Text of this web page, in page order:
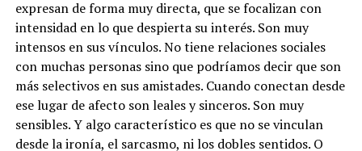
expresan de forma muy directa, que se focalizan con
intensidad en lo que despierta su interés. Son muy
intensos en sus vínculos. No tiene relaciones sociales
con muchas personas sino que podríamos decir que son
más selectivos en sus amistades. Cuando conectan desde
ese lugar de afecto son leales y sinceros. Son muy
sensibles. Y algo característico es que no se vinculan
desde la ironía, el sarcasmo, ni los dobles sentidos. O